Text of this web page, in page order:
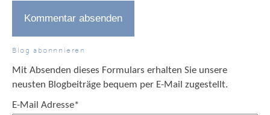
Blog abonnnieren
Mit Absenden dieses Formulars erhalten Sie unsere
neusten Blogbeiträge bequem per E-Mail zugestellt.
E-Mail Adresse*